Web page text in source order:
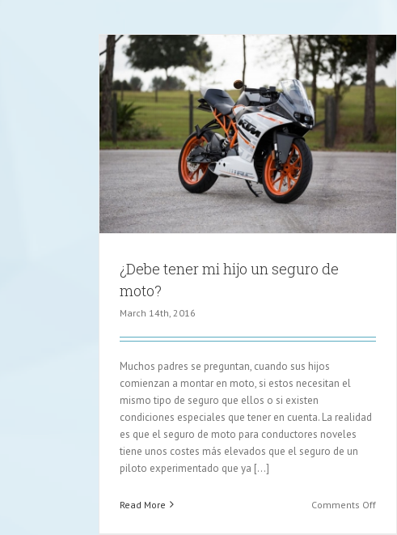
¿Debe tener mi hijo un seguro de
moto?
March 14th, 2016
Muchos padres se preguntan, cuando sus hijos
comienzan a montar en moto, si estos necesitan el
mismo tipo de seguro que ellos o si existen
condiciones especiales que tener en cuenta. La realidad
es que el seguro de moto para conductores noveles
tiene unos costes más elevados que el seguro de un
piloto experimentado que ya [...]
Read More Comments Offon
Elige tu seguro gracias a una buena asesoría
online
Últimas noticias